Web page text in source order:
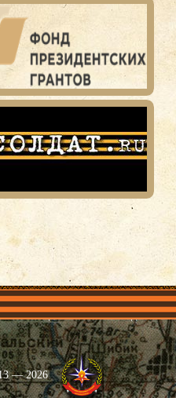
Общественные объединения
— 2026